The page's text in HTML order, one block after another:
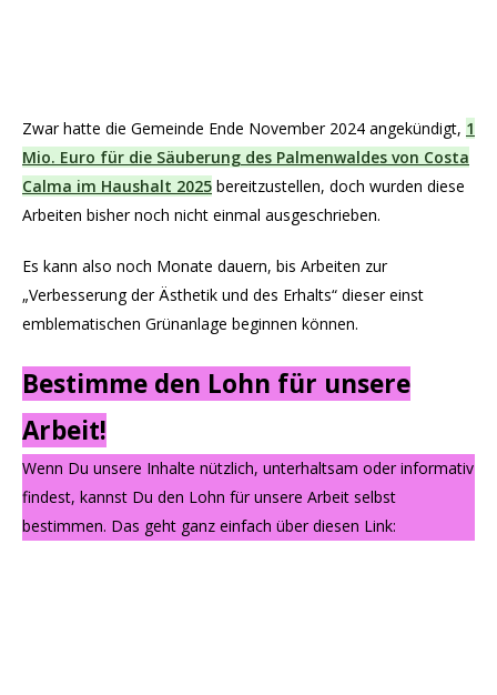
Zwar hatte die Gemeinde Ende November 2024 angekündigt, 1
Mio. Euro für die Säuberung des Palmenwaldes von Costa
Calma im Haushalt 2025 bereitzustellen, doch wurden diese
Arbeiten bisher noch nicht einmal ausgeschrieben.
Es kann also noch Monate dauern, bis Arbeiten zur
„Verbesserung der Ästhetik und des Erhalts“ dieser einst
emblematischen Grünanlage beginnen können.
Bestimme den Lohn für unsere
Arbeit!
Wenn Du unsere Inhalte nützlich, unterhaltsam oder informativ
findest, kannst Du den Lohn für unsere Arbeit selbst
bestimmen. Das geht ganz einfach über diesen Link: